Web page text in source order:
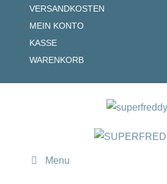
Inhalt
springen
VERSANDKOSTEN
MEIN KONTO
KASSE
WARENKORB
Menu